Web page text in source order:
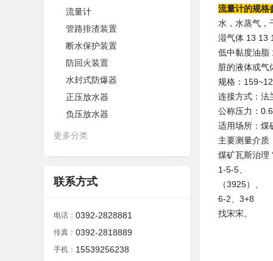
流量计
管路排渣装置
断水保护装置
防回火装置
水封式防爆器
正压放水器
负压放水器
更多分类
联系方式
电话： 0392-2828881
传真： 0392-2818889
手机： 15539256238
流量计的规格
水，水蒸气，
湿气体 13 13
低中黏度油脂
脏的液体或气
规格：
连接方式：法
公称压力：
适用场所：煤
主要测量介质
煤矿瓦斯治理
1-5-5、
（3925）、
6-2、3+8
找宋宋。